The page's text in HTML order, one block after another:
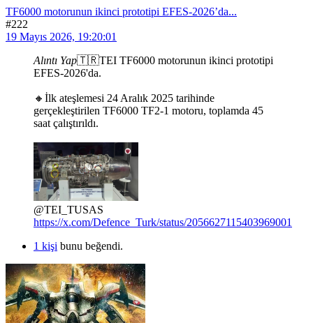
TF6000 motorunun ikinci prototipi EFES-2026’da...
#222
19 Mayıs 2026, 19:20:01
Alıntı Yap🇹🇷TEI TF6000 motorunun ikinci prototipi
EFES-2026'da.
🔸İlk ateşlemesi 24 Aralık 2025 tarihinde
gerçekleştirilen TF6000 TF2-1 motoru, toplamda 45
saat çalıştırıldı.
@TEI_TUSAS
https://x.com/Defence_Turk/status/2056627115403969001
1 kişi bunu beğendi.